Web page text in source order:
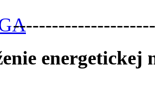
energetickej